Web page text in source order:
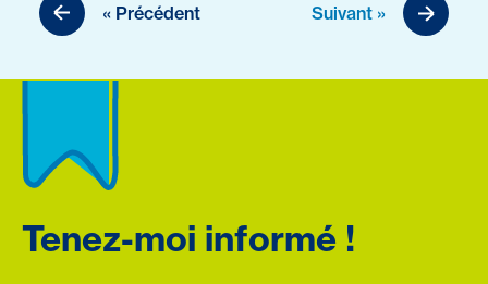
« Précédent Suivant »
Tenez-moi informé !